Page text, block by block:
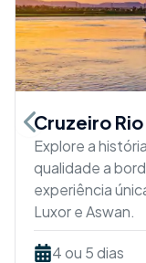
Cruzeiro Rio
Explore a
qualidade a
experiência
Luxor e Aswan.
4 ou 5 dias
Previous slide